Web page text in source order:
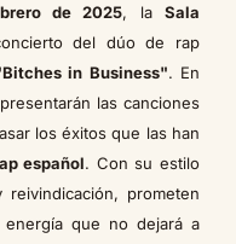
de 2025, laSala
del dúo de rap
in Business". En
presentarán las canciones
los éxitos que las han
español. Con su estilo
prometen
que no dejará a